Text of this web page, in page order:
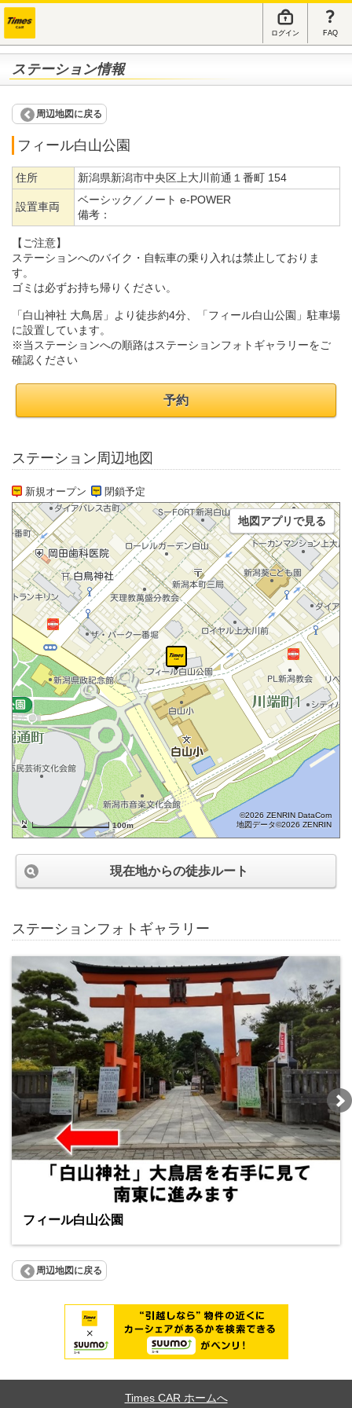
ログイン FAQ
ステーション情報
周辺地図に戻る
フィール白山公園
住所 新潟県新潟市中央区上大川前通１番町 154
設置車両
ベーシック／ノート e-POWER
備考：
【ご注意】
ステーションへのバイク・自転車の乗り入れは禁止しておりま
す。
ゴミは必ずお持ち帰りください。
「白山神社 大鳥居」より徒歩約4分、「フィール白山公園」駐車場
に設置しています。
※当ステーションへの順路はステーションフォトギャラリーをご
確認ください
予約
ステーション周辺地図
新規オープン 閉鎖予定
100m
©2026 ZENRIN DataCom
地図データ©2026 ZENRIN
地図アプリで見る
現在地からの徒歩ルート
ステーションフォトギャラリー
フィール白山公園
周辺地図に戻る
Times CAR ホームへ